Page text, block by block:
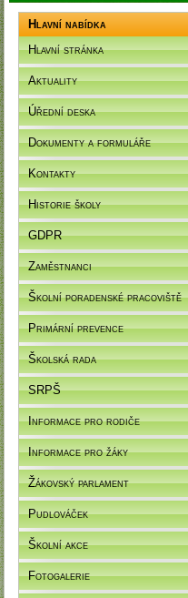
Hlavní nabídka
Hlavní stránka
Aktuality
Úřední deska
Dokumenty a formuláře
Kontakty
Historie školy
GDPR
Zaměstnanci
Školní poradenské pracoviště
Primární prevence
Školská rada
SRPŠ
Informace pro rodiče
Informace pro žáky
Žákovský parlament
Pudlováček
Školní akce
Fotogalerie